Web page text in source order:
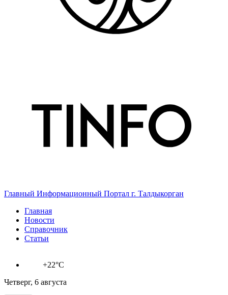
Главный Информационный Портал г. Талдыкорган
Главная
Новости
Справочник
Статьи
+22°C
Четверг, 6 августа